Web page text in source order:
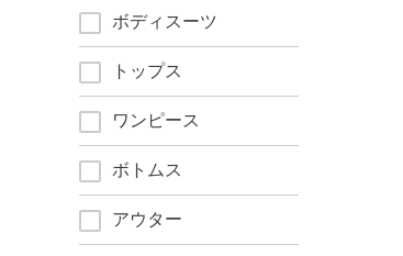
ボディスーツ
トップス
ワンピース
ボトムス
アウター